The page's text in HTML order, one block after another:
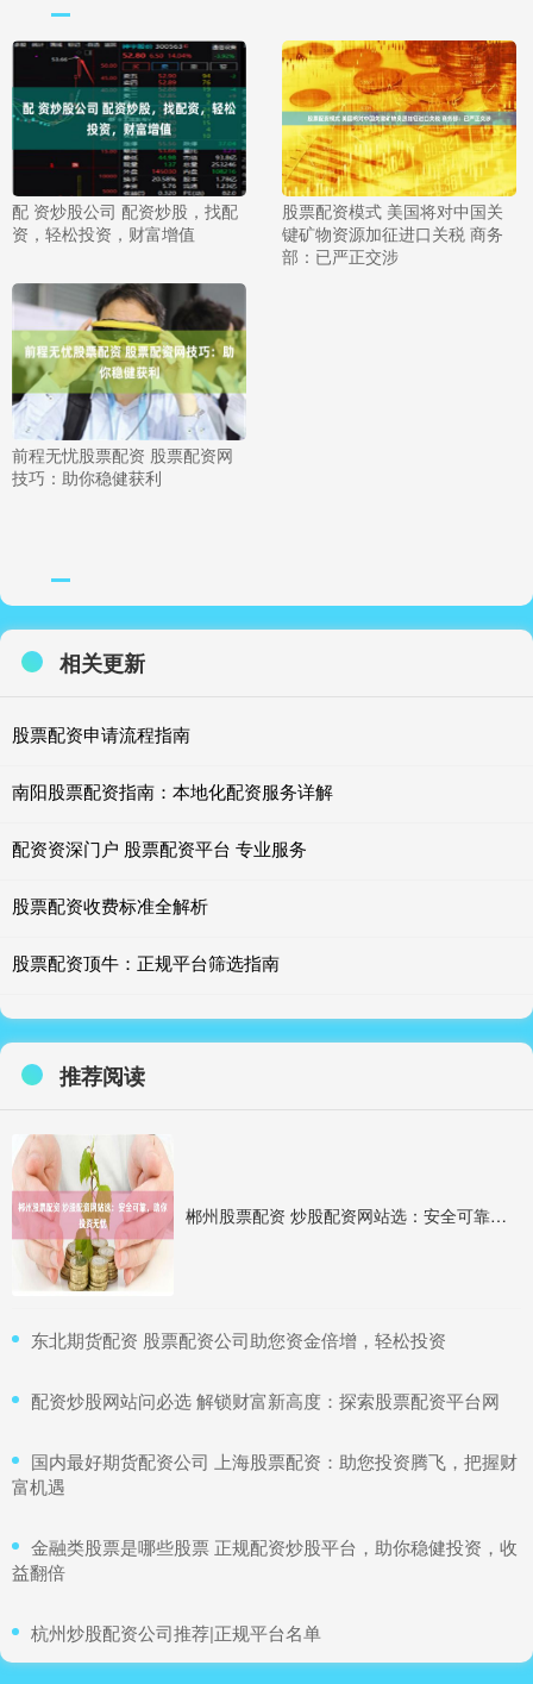
配 资炒股公司 配资炒股，找配
资，轻松投资，财富增值
股票配资模式 美国将对中国关
键矿物资源加征进口关税 商务
部：已严正交涉
前程无忧股票配资 股票配资网
技巧：助你稳健获利
相关更新
股票配资申请流程指南
南阳股票配资指南：本地化配资服务详解
配资资深门户 股票配资平台 专业服务
股票配资收费标准全解析
股票配资顶牛：正规平台筛选指南
推荐阅读
郴州股票配资 炒股配资网站选：安全可靠，助你投资无忧
​东北期货配资 股票配资公司助您资金倍增，轻松投资
​配资炒股网站问必选 解锁财富新高度：探索股票配资平台网
​国内最好期货配资公司 上海股票配资：助您投资腾飞，把握财
富机遇
​金融类股票是哪些股票 正规配资炒股平台，助你稳健投资，收
益翻倍
​杭州炒股配资公司推荐|正规平台名单